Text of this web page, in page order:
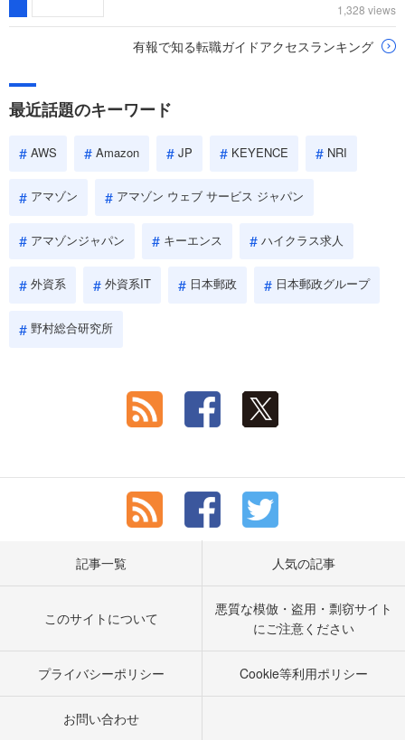
1,328 views
有報で知る転職ガイドアクセスランキング
最近話題のキーワード
AWS Amazon JP KEYENCE NRI
アマゾン アマゾン ウェブ サービス ジャパン
アマゾンジャパン キーエンス ハイクラス求人
外資系 外資系IT 日本郵政 日本郵政グループ
野村総合研究所
記事一覧 人気の記事
このサイトについて
悪質な模倣・盗用・剽窃サイト
にご注意ください
プライバシーポリシー Cookie等利用ポリシー
お問い合わせ